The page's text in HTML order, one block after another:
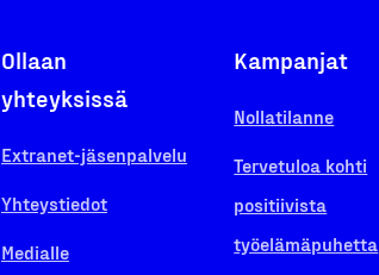
Ollaan
yhteyksissä
Extranet-jäsenpalvelu
Yhteystiedot
Medialle
Kampanjat
Nollatilanne
Tervetuloa kohti
positiivista
työelämäpuhetta